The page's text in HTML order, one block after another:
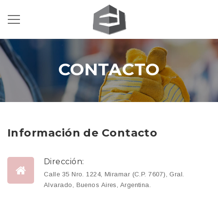
CONTACTO
Información de Contacto
Dirección:
Calle 35 Nro. 1224, Miramar (C.P. 7607), Gral.
Alvarado, Buenos Aires, Argentina.